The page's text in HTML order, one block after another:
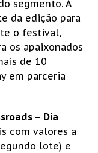
segmento. A
da edição para
o festival,
os apaixonados
de 10
em parceria
– Dia
com valores a
lote) e